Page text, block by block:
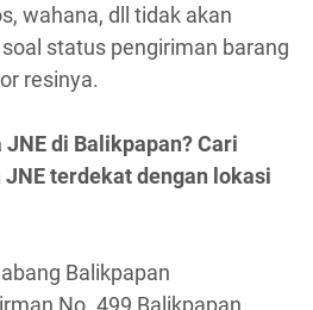
wahana, dll tidak akan
status pengiriman barang
resinya.
di Balikpapan? Cari
terdekat dengan lokasi
Balikpapan